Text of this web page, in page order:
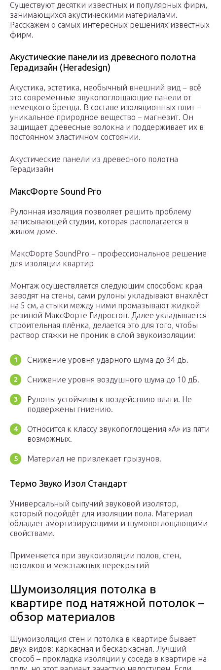
Существуют десятки известных и популярных фирм,
занимающихся акустическими материалами.
Расскажем о самых интересных решениях известных
фирм.
Акустические панели из древесного полотна
Герадизайн (Heradesign)
Акустика, эстетика, необычный внешний вид − всё
это современные звукопоглощающие панели от
немецкого бренда. В составе изоляционных плит −
уникальное природное вещество − магнезит. Он
защищает древесные волокна и поддерживает их в
постоянном эластичном состоянии.
Акустические панели из древесного полотна
Герадизайн
МаксФорте Sound Pro
Рулонная изоляция позволяет решить проблему
записывающей студии, которая располагается в
жилом доме.
МаксФорте SoundPro − профессиональное решение
для изоляции квартир
Монтаж осуществляется следующим способом: края
заводят на стены, сами рулоны укладывают внахлёст
на 5 см, а стыки между ними промазывают жидкой
резиной МаксФорте Гидростоп. Далее укладывается
строительная плёнка, делается это для того, чтобы
раствор стяжки не проник в слой звукоизоляции:
Снижение уровня ударного шума до 34 дБ.
Снижение уровня воздушного шума до 10 дБ.
Рулоны устойчивы к воздействию влаги. Не
подвержены гниению.
Относится к классу звукопоглощения «А» из пяти
возможных.
Материал не привлекает грызунов.
Термо Звуко Изол Стандарт
Универсальный сыпучий звуковой изолятор,
который подойдёт для изоляции пола. Материал
обладает амортизирующими и шумопоглощающими
свойствами.
Применяется при звукоизоляции полов, стен,
потолков и межэтажных перекрытий
Шумоизоляция потолка в
квартире под натяжной потолок –
обзор материалов
Шумоизоляция стен и потолка в квартире бывает
двух видов: каркасная и бескаркасная. Лучший
способ – прокладка изоляции у соседа в квартире на